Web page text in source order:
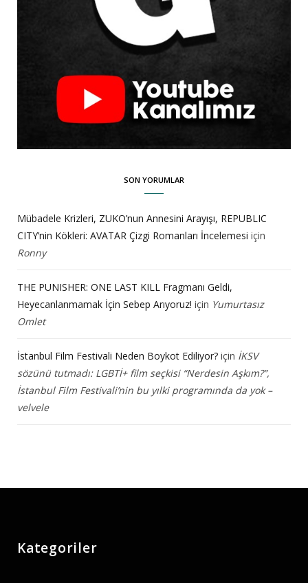
SON YORUMLAR
Mübadele Krizleri, ZUKO’nun Annesini Arayışı, REPUBLIC
CITY’nin Kökleri: AVATAR Çizgi Romanları İncelemesi için
Ronny
THE PUNISHER: ONE LAST KILL Fragmanı Geldi,
Heyecanlanmamak İçin Sebep Arıyoruz! için Yumurtasız
Omlet
İstanbul Film Festivali Neden Boykot Ediliyor? için İKSV
sözünü tutmadı: LGBTİ+ film seçkisi “Nerdesin Aşkım?”,
İstanbul Film Festivali’nin bu yılki programında da yok –
velvele
Kategoriler